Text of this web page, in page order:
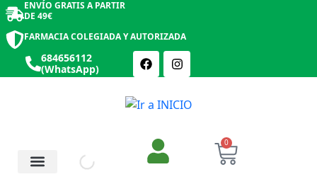
ENVÍO GRATIS A PARTIR
DE 49€
FARMACIA COLEGIADA Y AUTORIZADA
684656112
(WhatsApp)
0